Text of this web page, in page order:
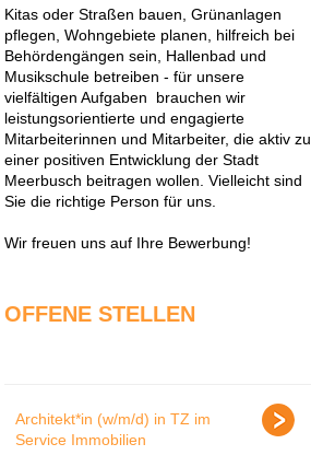
Kitas oder Straßen bauen, Grünanlagen
pflegen, Wohngebiete planen, hilfreich bei
Behördengängen sein, Hallenbad und
Musikschule betreiben - für unsere
vielfältigen Aufgaben brauchen wir
leistungsorientierte und engagierte
Mitarbeiterinnen und Mitarbeiter, die aktiv zu
einer positiven Entwicklung der Stadt
Meerbusch beitragen wollen. Vielleicht sind
Sie die richtige Person für uns.
Wir freuen uns auf Ihre Bewerbung!
OFFENE STELLEN
Architekt*in (w/m/d) in TZ im
Service Immobilien